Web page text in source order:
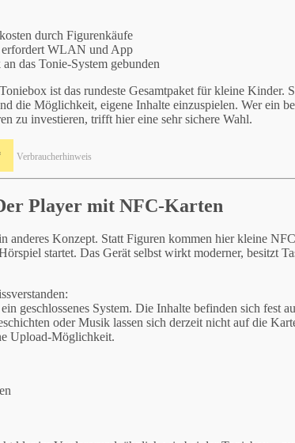
durch Figurenkäufe
WLAN und App
das Tonie-System gebunden
ist das rundeste Gesamtpaket für kleine Kinder.
die Möglichkeit, eigene Inhalte einzuspielen. Wer ein
zu investieren, trifft hier eine sehr sichere Wahl.
Verbraucherhinweis
Player mit NFC-Karten
anderes Konzept. Statt Figuren kommen hier kleine
startet. Das Gerät selbst wirkt moderner, besitzt
geschlossenes System. Die Inhalte befinden sich fest
oder Musik lassen sich derzeit nicht auf die
Upload-Möglichkeit.